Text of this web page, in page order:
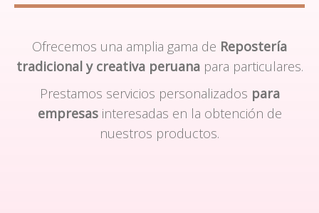
Ofrecemos una amplia gama de Repostería
tradicional y creativa peruanapara particulares.
Prestamos servicios personalizados para
empresasinteresadas en la obtención de
nuestros productos.